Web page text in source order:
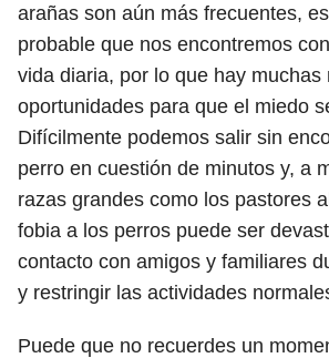
arañas son aún más frecuentes,
probable que nos encontremos
vida diaria, por lo que hay muchas
oportunidades para que el miedo
Difícilmente podemos salir sin
perro en cuestión de minutos y, a
razas grandes como los pastores
fobia a los perros puede ser
contacto con amigos y familiares
y restringir las actividades
Puede que no recuerdes un